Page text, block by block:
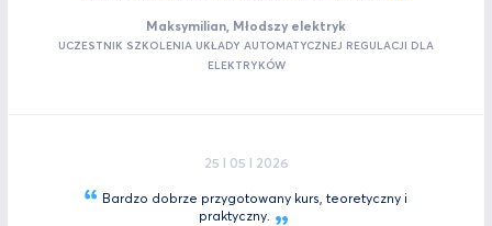
Maksymilian, Młodszy elektryk
UCZESTNIK SZKOLENIA UKŁADY AUTOMATYCZNEJ REGULACJI DLA
ELEKTRYKÓW
25 I 05 I 2026
Bardzo dobrze przygotowany kurs, teoretyczny i
praktyczny.